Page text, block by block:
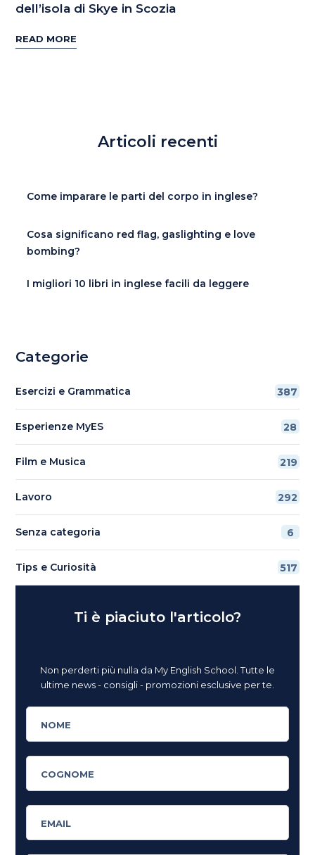
dell’isola di Skye in Scozia
READ MORE
Articoli recenti
Come imparare le parti del corpo in inglese?
Cosa significano red flag, gaslighting e love
bombing?
I migliori 10 libri in inglese facili da leggere
Categorie
Esercizi e Grammatica 387
Esperienze MyES 28
Film e Musica 219
Lavoro 292
Senza categoria 6
Tips e Curiosità 517
Ti è piaciuto l'articolo?
Non perderti più nulla da My English School. Tutte le
ultime news - consigli - promozioni esclusive per te.